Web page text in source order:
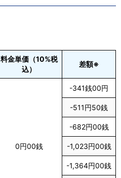
料金単価（10%税
込）
差額※
0円00銭
-341銭00円
-511円50銭
-682円00銭
-1,023円00銭
-1,364円00銭